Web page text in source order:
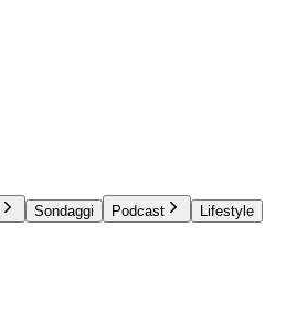
Sondaggi Podcast
Lifestyle